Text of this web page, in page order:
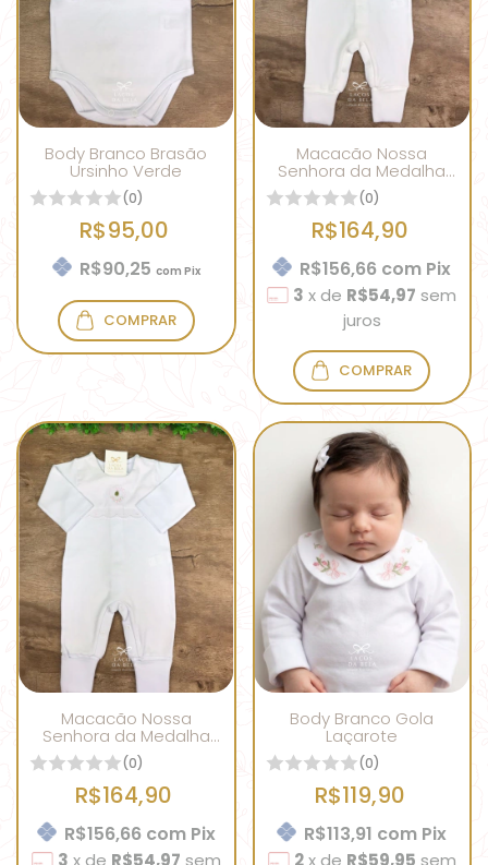
Body Branco Brasão
Ursinho Verde
(0)
R$95,00
R$90,25 com Pix
COMPRAR
Macacão Nossa
Senhora da Medalha
Milagrosa OffWhite
(0)
R$164,90
R$156,66 com Pix
3 x de R$54,97 sem
juros
COMPRAR
Macacão Nossa
Senhora da Medalha
Milagrosa Branco
(0)
R$164,90
R$156,66 com Pix
3 x de R$54,97 sem
Body Branco Gola
Laçarote
(0)
R$119,90
R$113,91 com Pix
2 x de R$59,95 sem